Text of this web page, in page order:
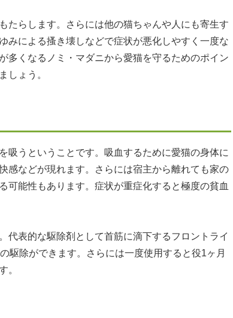
たらします。さらには他の猫ちゃんや人にも寄生す
みによる搔き壊しなどで症状が悪化しやすく一度な
多くなるノミ・マダニから愛猫を守るためのポイン
しょう。
吸うということです。吸血するために愛猫の身体に
感などが現れます。さらには宿主から離れても家の
可能性もあります。症状が重症化すると極度の貧血
代表的な駆除剤として首筋に滴下するフロントライ
駆除ができます。さらには一度使用すると役1ヶ月
。